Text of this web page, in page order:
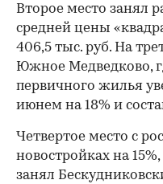
Второе место занял
средней цены
406,5 тыс. руб. На
Южное Медведково,
первичного жилья
июнем на 18% и
Четвертое место с
новостройках на
занял